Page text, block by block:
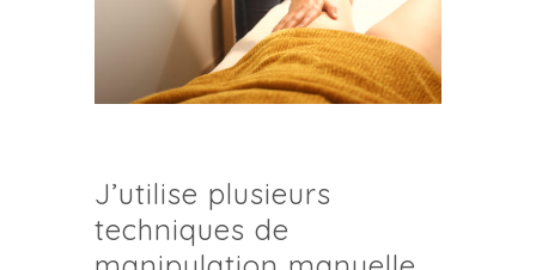
J’utilise plusieurs
techniques de